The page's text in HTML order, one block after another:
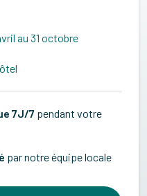
au 31 octobre
7J/7 pendant votre
par notre équipe locale